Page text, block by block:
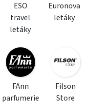
ESO
travel
letáky
Euronova
letáky
FAnn
parfumerie
Filson
Store